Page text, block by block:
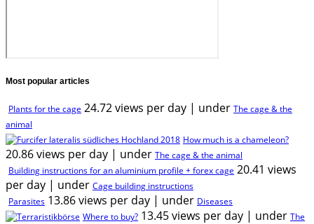
Most popular articles
Plants for the cage 24.72 views per day | under The cage & the
animal
How much is a chameleon?
20.86 views per day | under The cage & the animal
Building instructions for an aluminium profile + forex cage 20.41 views
per day | under Cage building instructions
Parasites 13.86 views per day | under Diseases
Where to buy? 13.45 views per day | under The